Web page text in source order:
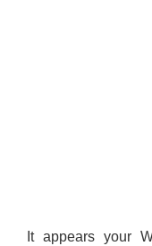
It appears your